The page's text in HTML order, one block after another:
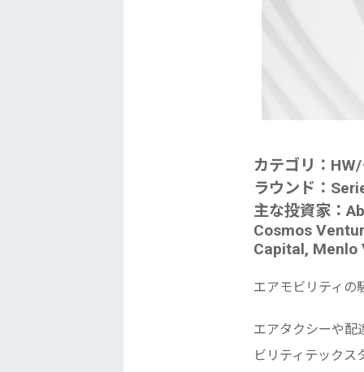
カテゴリ：
ラウンド：
主な投資家：
Cosmos
Capital, Menlo
エアモビリティの
エアタクシーや配
ビリティテックス